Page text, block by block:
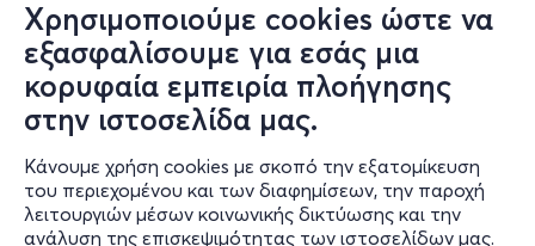
Χρησιμοποιούμε cookies ώστε να
εξασφαλίσουμε για εσάς μια
κορυφαία εμπειρία πλοήγησης
στην ιστοσελίδα μας.
Κάνουμε χρήση cookies με σκοπό την εξατομίκευση
του περιεχομένου και των διαφημίσεων, την παροχή
λειτουργιών μέσων κοινωνικής δικτύωσης και την
ανάλυση της επισκεψιμότητας των ιστοσελίδων μας.